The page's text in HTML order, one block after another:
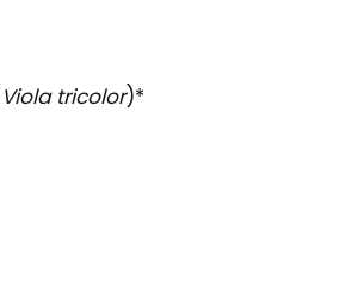
Viola tricolor)*